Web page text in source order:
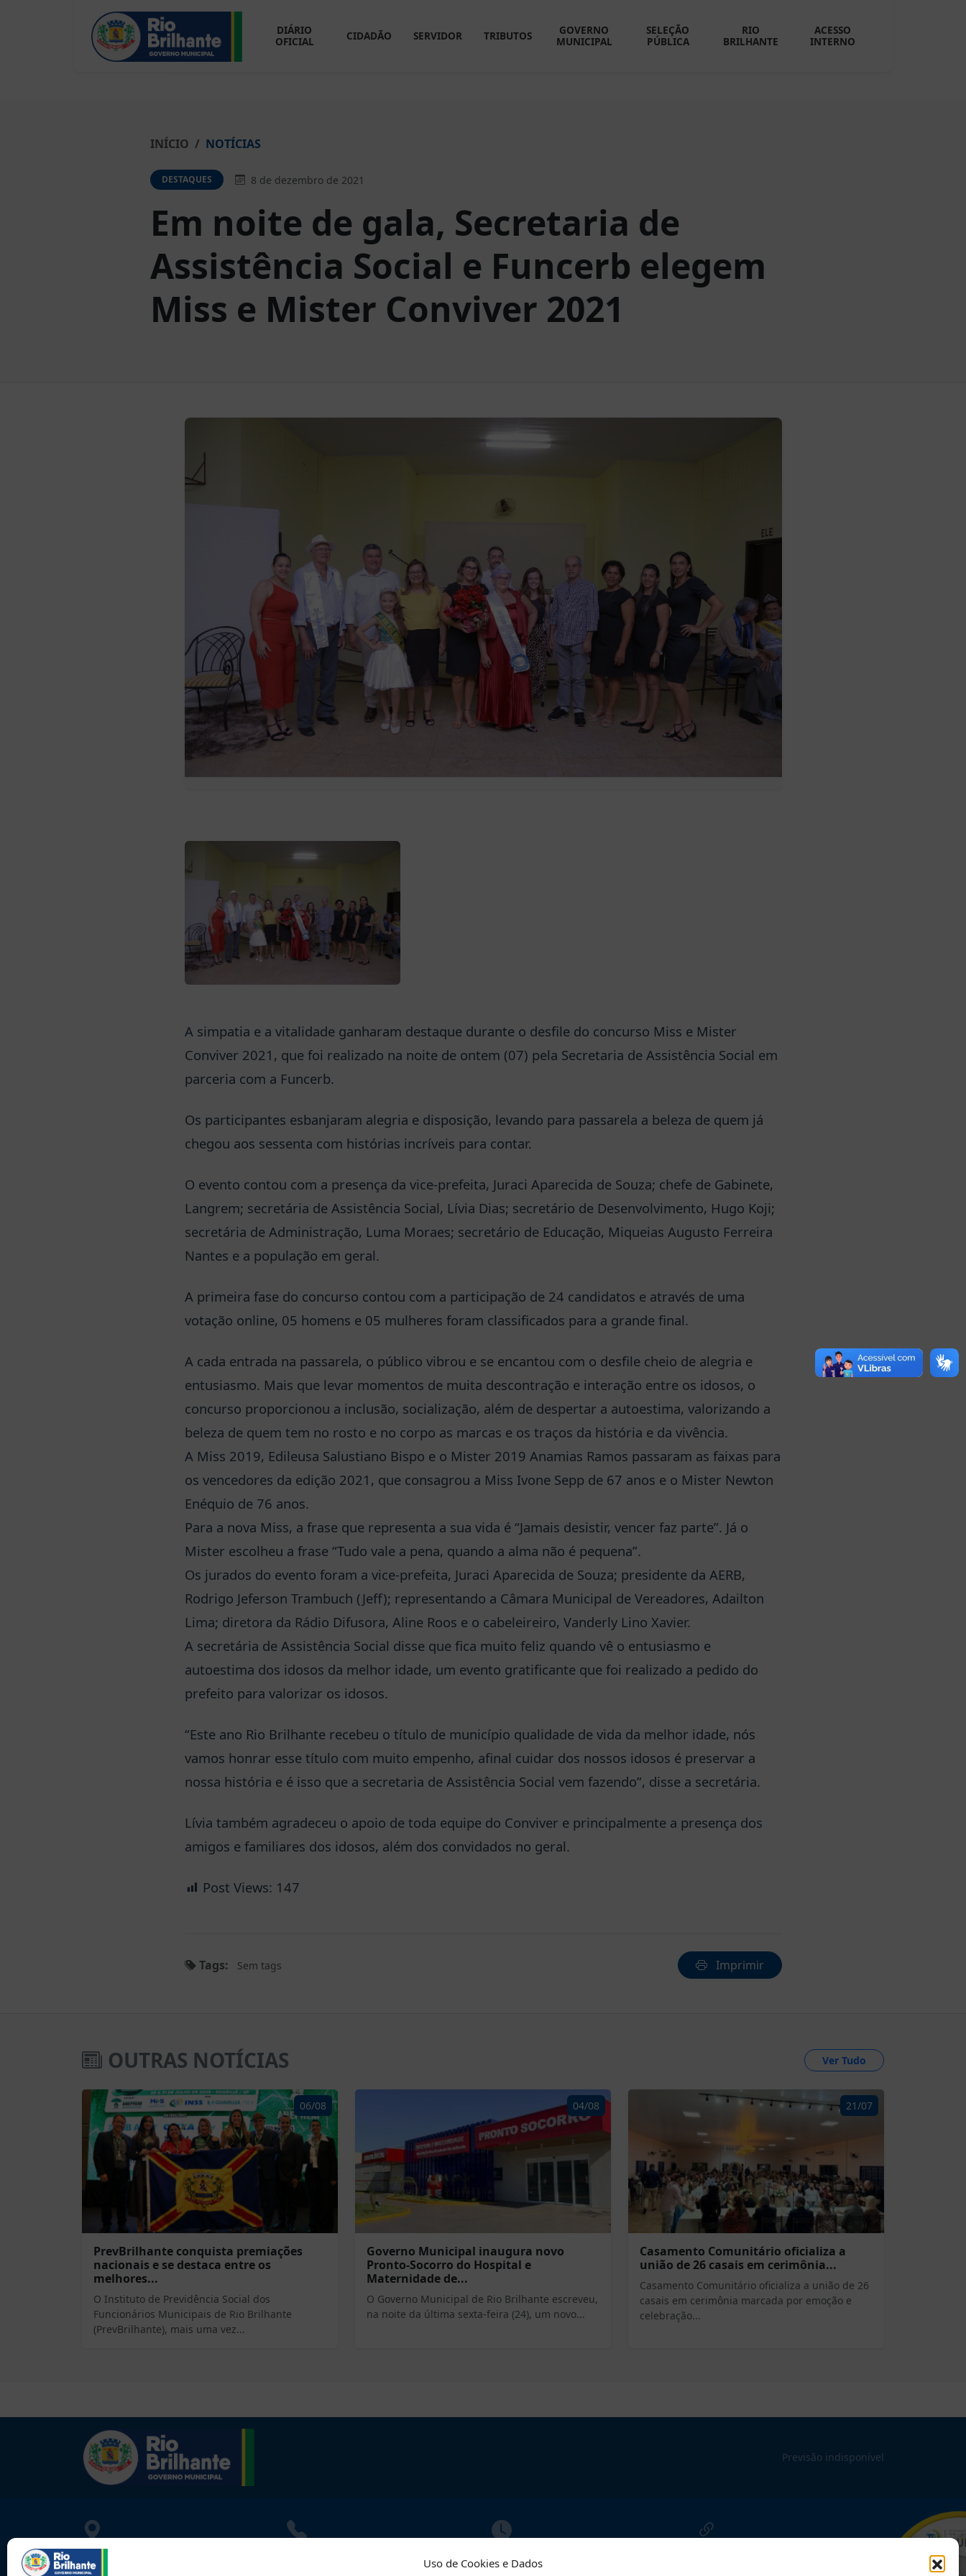
Uso de Cookies e Dados
DIÁRIO
OFICIAL
CIDADÃO SERVIDOR TRIBUTOS
GOVERNO
MUNICIPAL
SELEÇÃO
PÚBLICA
RIO
BRILHANTE
ACESSO
INTERNO
INÍCIO NOTÍCIAS
DESTAQUES 8 de dezembro de 2021
Em noite de gala, Secretaria de
Assistência Social e Funcerb elegem
Miss e Mister Conviver 2021
A simpatia e a vitalidade ganharam destaque durante o desfile do concurso Miss e Mister
Conviver 2021, que foi realizado na noite de ontem (07) pela Secretaria de Assistência Social em
parceria com a Funcerb.
Os participantes esbanjaram alegria e disposição, levando para passarela a beleza de quem já
chegou aos sessenta com histórias incríveis para contar.
O evento contou com a presença da vice-prefeita, Juraci Aparecida de Souza; chefe de Gabinete,
Langrem; secretária de Assistência Social, Lívia Dias; secretário de Desenvolvimento, Hugo Koji;
secretária de Administração, Luma Moraes; secretário de Educação, Miqueias Augusto Ferreira
Nantes e a população em geral.
A primeira fase do concurso contou com a participação de 24 candidatos e através de uma
votação online, 05 homens e 05 mulheres foram classificados para a grande final.
A cada entrada na passarela, o público vibrou e se encantou com o desfile cheio de alegria e
entusiasmo. Mais que levar momentos de muita descontração e interação entre os idosos, o
concurso proporcionou a inclusão, socialização, além de despertar a autoestima, valorizando a
beleza de quem tem no rosto e no corpo as marcas e os traços da história e da vivência.
A Miss 2019, Edileusa Salustiano Bispo e o Mister 2019 Anamias Ramos passaram as faixas para
os vencedores da edição 2021, que consagrou a Miss Ivone Sepp de 67 anos e o Mister Newton
Enéquio de 76 anos.
Para a nova Miss, a frase que representa a sua vida é “Jamais desistir, vencer faz parte”. Já o
Mister escolheu a frase “Tudo vale a pena, quando a alma não é pequena”.
Os jurados do evento foram a vice-prefeita, Juraci Aparecida de Souza; presidente da AERB,
Rodrigo Jeferson Trambuch (Jeff); representando a Câmara Municipal de Vereadores, Adailton
Lima; diretora da Rádio Difusora, Aline Roos e o cabeleireiro, Vanderly Lino Xavier.
A secretária de Assistência Social disse que fica muito feliz quando vê o entusiasmo e
autoestima dos idosos da melhor idade, um evento gratificante que foi realizado a pedido do
prefeito para valorizar os idosos.
“Este ano Rio Brilhante recebeu o título de município qualidade de vida da melhor idade, nós
vamos honrar esse título com muito empenho, afinal cuidar dos nossos idosos é preservar a
nossa história e é isso que a secretaria de Assistência Social vem fazendo”, disse a secretária.
Lívia também agradeceu o apoio de toda equipe do Conviver e principalmente a presença dos
amigos e familiares dos idosos, além dos convidados no geral.
Post Views: 147
Tags: Sem tags Imprimir
OUTRAS NOTÍCIAS Ver Tudo
06/08
PrevBrilhante conquista premiações
nacionais e se destaca entre os
melhores...
O Instituto de Previdência Social dos
Funcionários Municipais de Rio Brilhante
(PrevBrilhante), mais uma vez...
04/08
Governo Municipal inaugura novo
Pronto-Socorro do Hospital e
Maternidade de...
O Governo Municipal de Rio Brilhante escreveu,
na noite da última sexta-feira (24), um novo...
21/07
Casamento Comunitário oficializa a
união de 26 casais em cerimônia...
Casamento Comunitário oficializa a união de 26
casais em cerimônia marcada por emoção e
celebração...
Previsão indisponível
LOCALIZAÇÃO ATENDIMENTO